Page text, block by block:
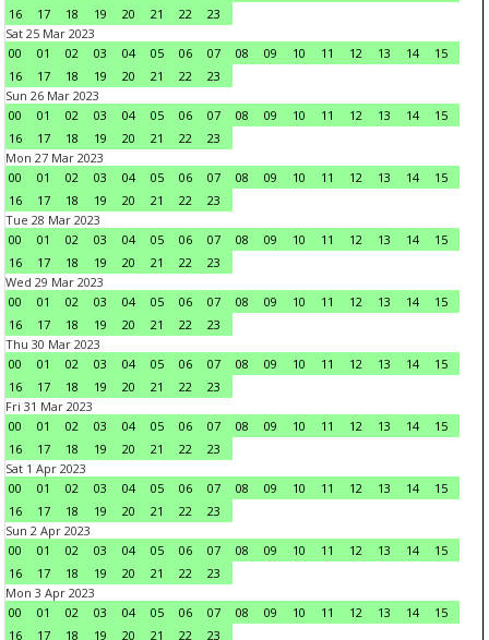
16
17 18 19 20 21 22
23
Sat 25 Mar 2023
00
01 02 03 04 05 06 07 08 09 10 11 12 13 14
15
16
17 18 19 20 21 22
23
Sun 26 Mar 2023
00
01 02 03 04 05 06 07 08 09 10 11 12 13 14
15
16
17 18 19 20 21 22
23
Mon 27 Mar 2023
00
01 02 03 04 05 06 07 08 09 10 11 12 13 14
15
16
17 18 19 20 21 22
23
Tue 28 Mar 2023
00
01 02 03 04 05 06 07 08 09 10 11 12 13 14
15
16
17 18 19 20 21 22
23
Wed 29 Mar 2023
00
01 02 03 04 05 06 07 08 09 10 11 12 13 14
15
16
17 18 19 20 21 22
23
Thu 30 Mar 2023
00
01 02 03 04 05 06 07 08 09 10 11 12 13 14
15
16
17 18 19 20 21 22
23
Fri 31 Mar 2023
00
01 02 03 04 05 06 07 08 09 10 11 12 13 14
15
16
17 18 19 20 21 22
23
Sat 1 Apr 2023
00
01 02 03 04 05 06 07 08 09 10 11 12 13 14
15
16
17 18 19 20 21 22
23
Sun 2 Apr 2023
00
01 02 03 04 05 06 07 08 09 10 11 12 13 14
15
16
17 18 19 20 21 22
23
Mon 3 Apr 2023
00
01 02 03 04 05 06 07 08 09 10 11 12 13 14
15
16
17 18 19 20 21 22
23